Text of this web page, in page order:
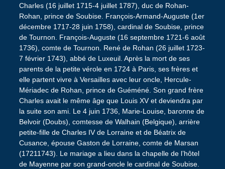
Charles (16 juillet 1715-4 juillet 1787), duc de Rohan-
Rohan, prince de Soubise. François-Armand-Auguste (1er
décembre 1717-28 juin 1758), cardinal de Soubise, prince
de Tournon. François-Auguste (16 septembre 1721-6 août
1736), comte de Tournon. René de Rohan (26 juillet 1723-
7 février 1743), abbé de Luxeuil. Après la mort de ses
parents de la petite vérole en 1724 à Paris, ses frères et
elle partent vivre à Versailles avec leur oncle, Hercule-
Mériadec de Rohan, prince de Guéméné. Son grand frère
Charles avait le même âge que Louis XV et deviendra par
la suite son ami. Le 4 juin 1736, Marie-Louise, baronne de
Belvoir (Doubs), comtesse de Walhain (Belgique), arrière
petite-fille de Charles IV de Lorraine et de Béatrix de
Cusance, épouse Gaston de Lorraine, comte de Marsan
(17211743). Le mariage a lieu dans la chapelle de l’hôtel
de Mayenne par son grand-oncle le cardinal de Soubise.